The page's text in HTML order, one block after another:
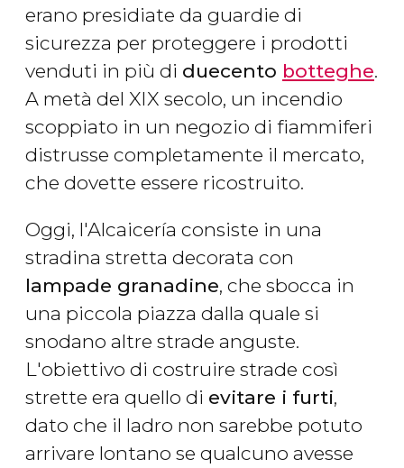
erano presidiate da guardie di
sicurezza per proteggere i prodotti
venduti in più di duecento botteghe.
A metà del XIX secolo, un incendio
scoppiato in un negozio di fiammiferi
distrusse completamente il mercato,
che dovette essere ricostruito.
Oggi, l'Alcaicería consiste in una
stradina stretta decorata con
lampade granadine, che sbocca in
una piccola piazza dalla quale si
snodano altre strade anguste.
L'obiettivo di costruire strade così
strette era quello di evitare i furti,
dato che il ladro non sarebbe potuto
arrivare lontano se qualcuno avesse